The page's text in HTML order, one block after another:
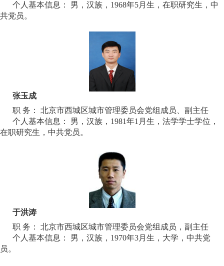
个人基本信息： 男，汉族，1968年5月生，在职研究生，中
共党员。
张玉成
职 务： 北京市西城区城市管理委员会党组成员、副主任
个人基本信息： 男，汉族，1981年1月生，法学学士学位，
在职研究生，中共党员。
于洪涛
职 务： 北京市西城区城市管理委员会党组成员，副主任
个人基本信息： 男，汉族，1970年3月生，大学，中共党
员。